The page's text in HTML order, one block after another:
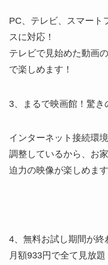
PC、テレビ、スマート
スに対応！
テレビで見始めた動画
で楽しめます！
3、まるで映画館！驚き
インターネット接続環
調整しているから、お
迫力の映像が楽しめます
4、無料お試し期間が終
月額933円で全て見放題